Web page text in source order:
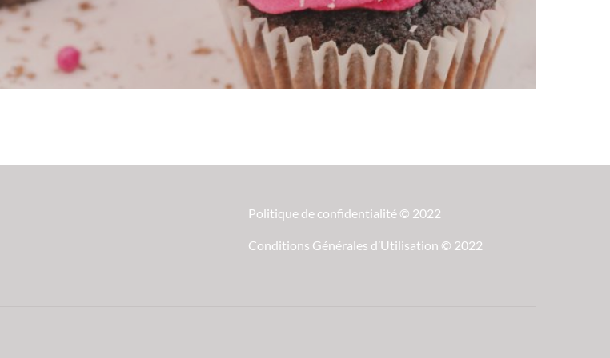
Politique de confidentialité © 2022
Conditions Générales d’Utilisation © 2022